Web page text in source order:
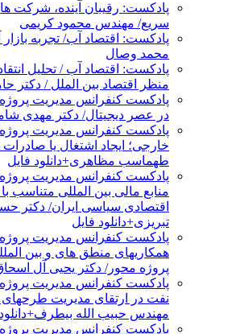
پادکست: رقیبان آینده، شرکت
سریع/ مهندس محمود کریمی
پادکست: اقتصاد آب/ تجربه بازار
محمد وصال
پادکست: اقتصاد آب / تحلیل
منظر اقتصاد بین الملل / دکتر
پادکست کنفرانس مدیریت
در عصر دیجیتال/ دکتر مهدی
پادکست کنفرانس مدیریت
خارجی؛ ایجاد اشتغال یا
طهماسب مظاهری+دانلود فایل
پادکست کنفرانس مدیریت
منابع مالی بین المللی متناسب
اقتصادی سیاسی ایران/ دکتر
تبریزی+دانلود فایل
پادکست کنفرانس مدیریت
همکاریهای منطق های و بین
پروژه محور/ دکتر یحیی آل
پادکست کنفرانس مدیریت
نفت در ارتقای مدیریت
مهندس حبیب الله
پادکست کنفرانس مدیریت